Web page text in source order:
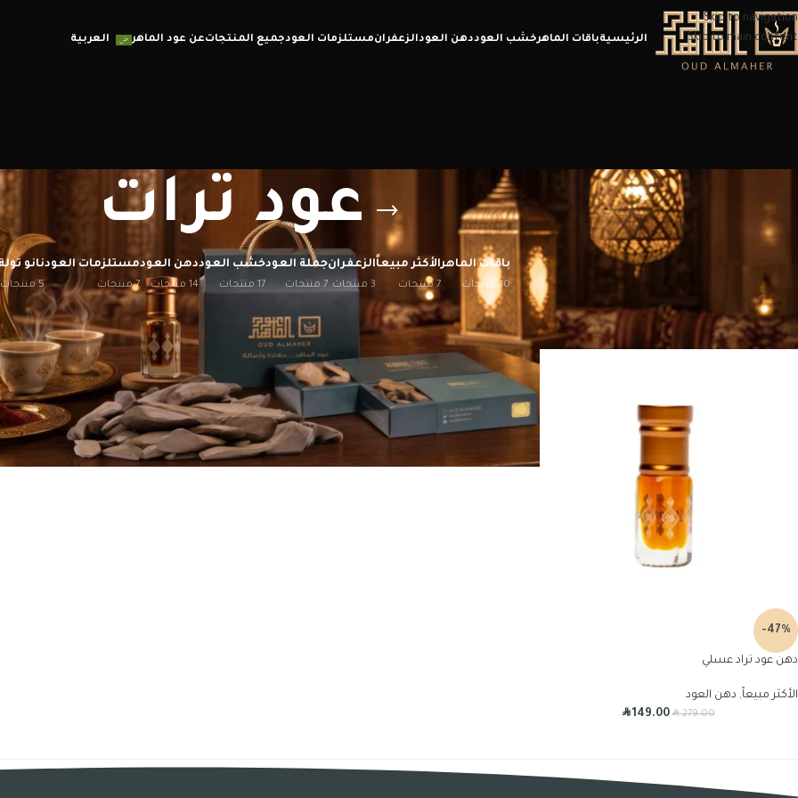
Skip to navigation
Skip to main content
الرئيسيةباقات الماهرخشب العوددهن العودالزعفرانمستلزمات العودجميع المنتجاتعن عود الماهر العربية
عود ترات
باقات الماهر
10 منتجات
الأكثر مبيعاً
7 منتجات
الزعفران
3 منتجات
جملة العود
7 منتجات
خشب العود
17 منتجات
دهن العود
14 منتجات
مستلزمات العود
7 منتجات
نانو
5 منتجات
الرئيسية/ منتجات تحت الوسم “عود ترات” إظهار 12
20
-47%
دهن عود تراد عسلي
الأكثر مبيعاً, دهن العود
R279.00
R149.00